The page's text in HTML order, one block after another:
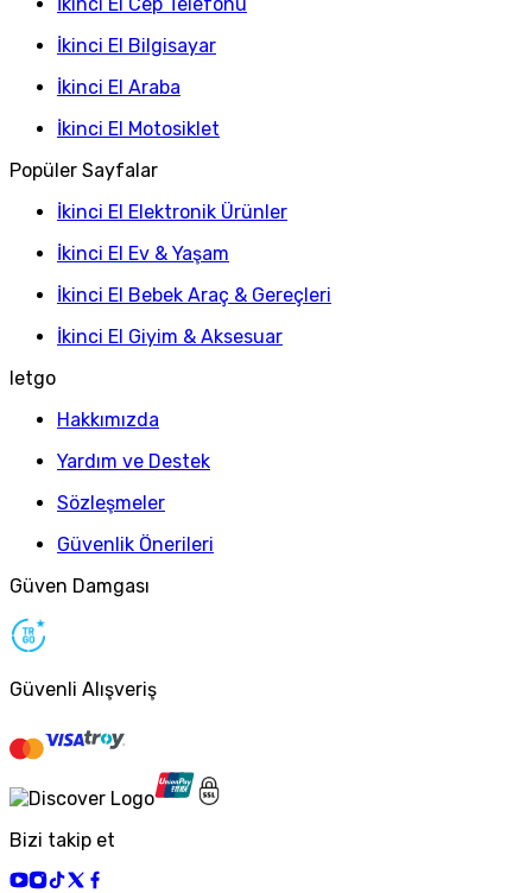
İkinci El Bilgisayar
İkinci El Araba
İkinci El Motosiklet
Popüler Sayfalar
İkinci El Elektronik Ürünler
İkinci El Ev & Yaşam
İkinci El Bebek Araç & Gereçleri
İkinci El Giyim & Aksesuar
letgo
Hakkımızda
Yardım ve Destek
Sözleşmeler
Güvenlik Önerileri
Güven Damgası
Güvenli Alışveriş
Bizi takip et